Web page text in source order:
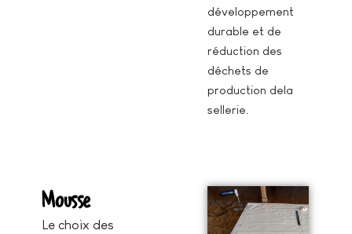
développement
durable et de
réduction des
déchets de
production dela
sellerie.
Mousse
Le choix des